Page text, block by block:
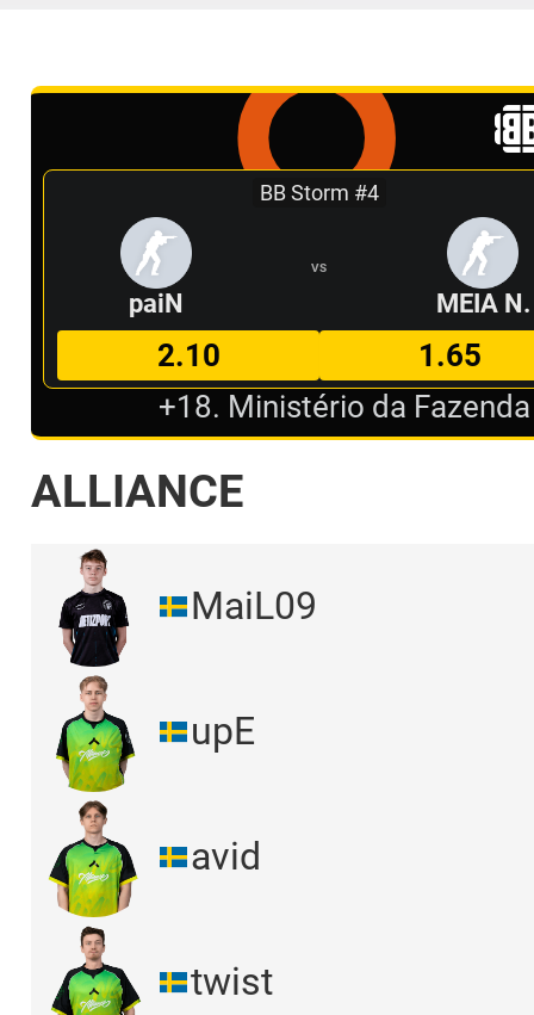
BB Storm #4
paiN
VS
MEIA N.
2.10
1.65
+18. Ministério da
ALLIANCE
MaiL09
upE
avid
twist